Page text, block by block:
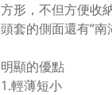
方形，不但方便收
頭套的側面還有“
明顯的優點
1.輕薄短小